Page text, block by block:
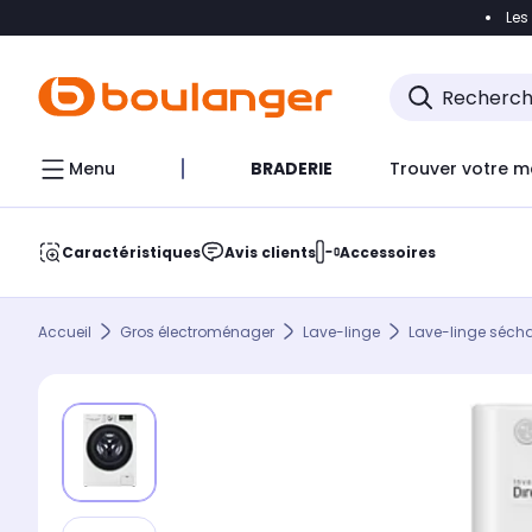
Accéder
Menu BRADERIE Trouver votre
Caractéristiques Avis clients Accessoires
Accueil Gros électroménager Lave-linge Lave-linge